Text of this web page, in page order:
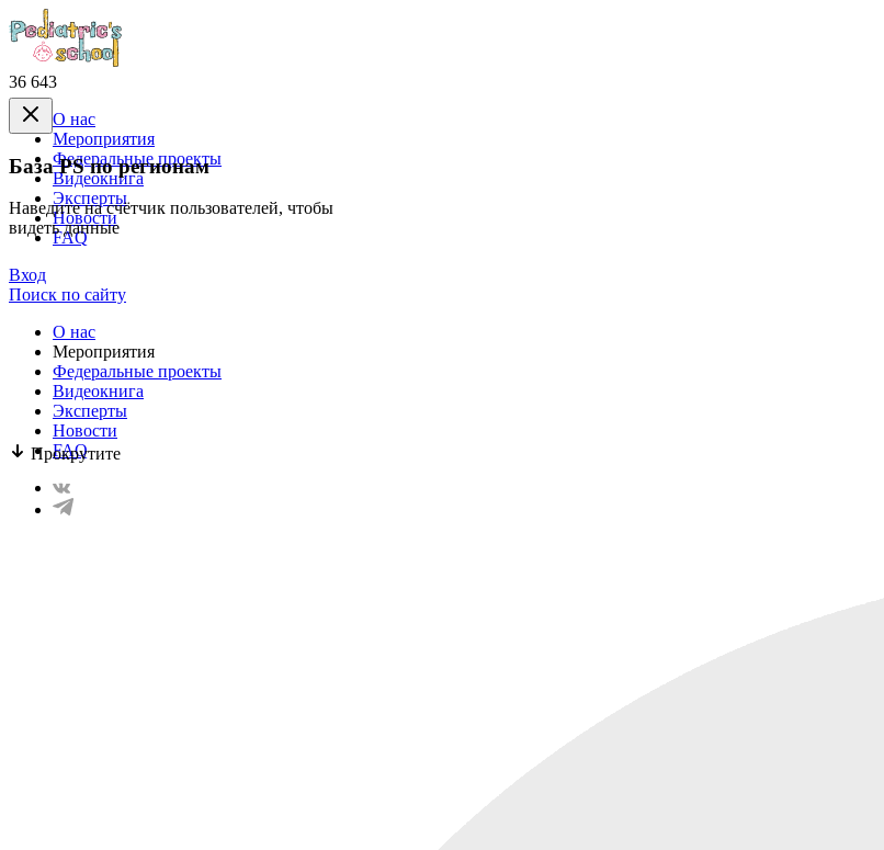
36 643
База PS по регионам
Наведите на счётчик пользователей, чтобы
видеть данные
Прокрутите
О нас
Mероприятия
Федеральные проекты
Видеокнига
Эксперты
Новости
FAQ
Вход
Поиск по сайту
О нас
Mероприятия
Федеральные проекты
Видеокнига
Эксперты
Новости
FAQ